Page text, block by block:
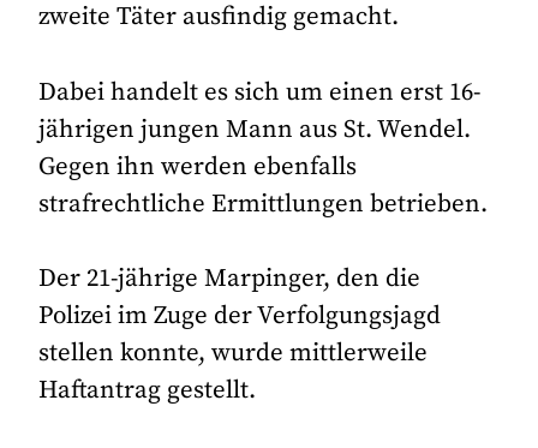
zweite Täter ausfindig gemacht.
Dabei handelt es sich um einen erst 16-
jährigen jungen Mann aus St. Wendel.
Gegen ihn werden ebenfalls
strafrechtliche Ermittlungen betrieben.
Der 21-jährige Marpinger, den die
Polizei im Zuge der Verfolgungsjagd
stellen konnte, wurde mittlerweile
Haftantrag gestellt.